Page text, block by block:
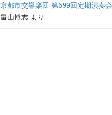
京都市交響楽団 第699回定期演奏会
畠山博志 より